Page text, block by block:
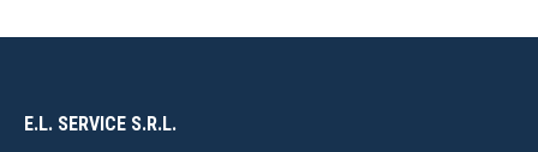
E.L. SERVICE S.R.L.